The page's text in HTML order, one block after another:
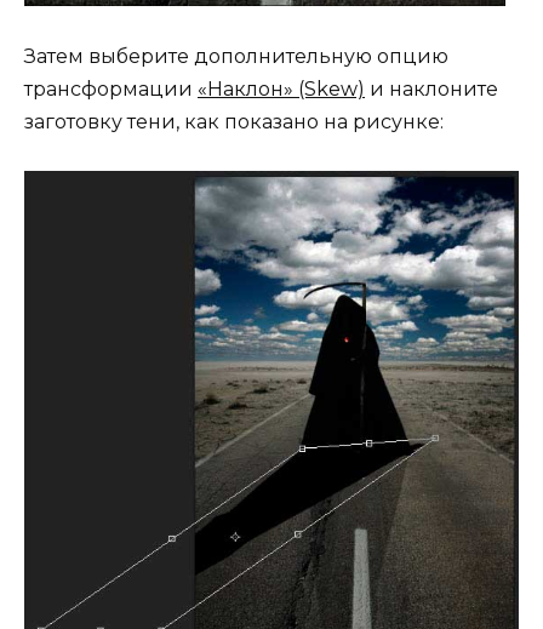
Затем выберите дополнительную опцию
трансформации «Наклон» (Skew) и наклоните
заготовку тени, как показано на рисунке: